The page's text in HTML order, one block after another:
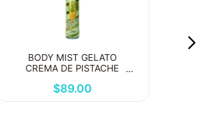
BODY MIST GELATO
CREMA DE PISTACHE
$89.00